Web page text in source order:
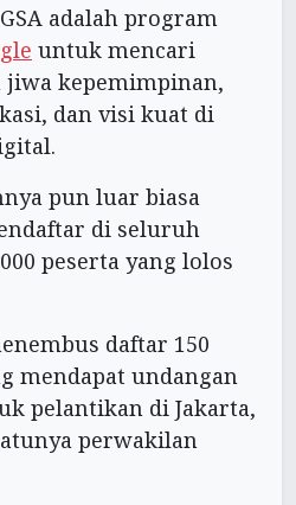
adalah program
untuk mencari
jiwa kepemimpinan,
dan visi kuat di
pun luar biasa
di seluruh
peserta yang lolos
daftar 150
mendapat undangan
pelantikan di Jakarta,
perwakilan